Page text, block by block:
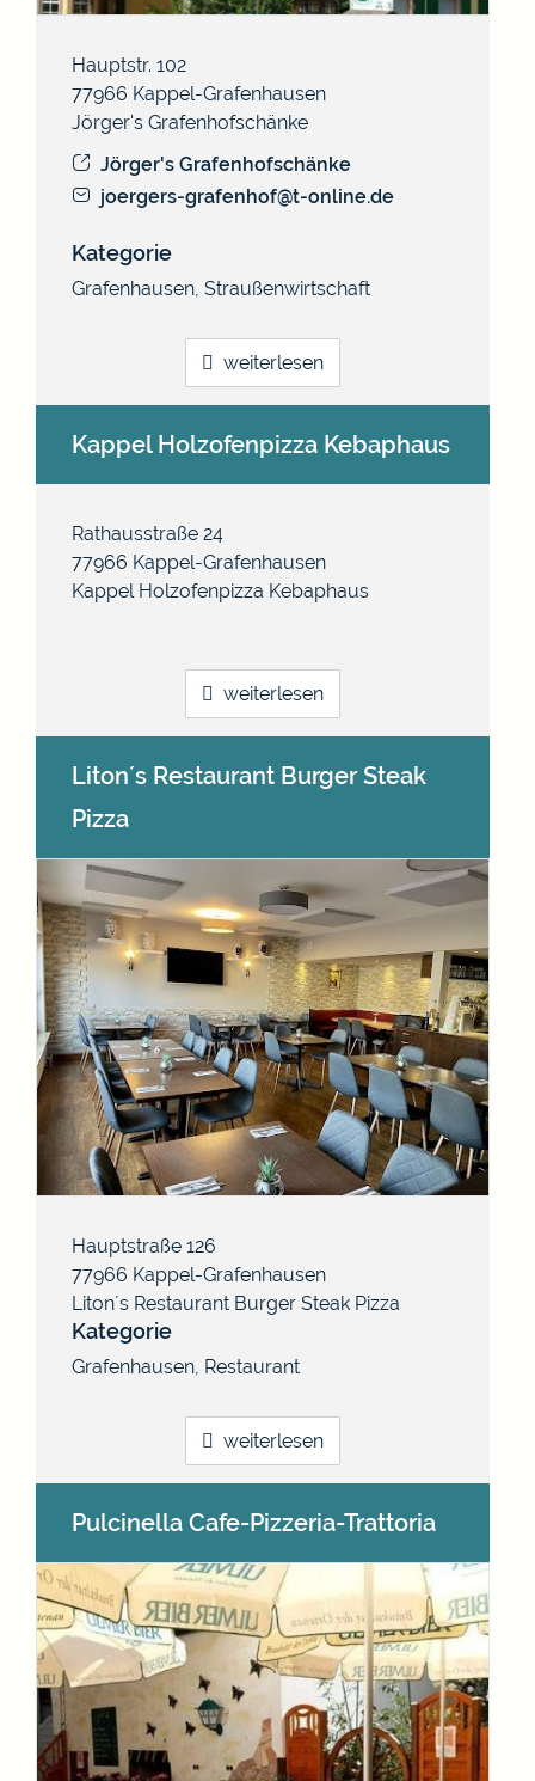
Jörger's Grafenhofschänke
Hauptstr. 102
77966 Kappel-Grafenhausen
Jörger's Grafenhofschänke
joergers-grafenhof@t-online.de
Kategorie
Grafenhausen, Straußenwirtschaft
weiterlesen
Kappel Holzofenpizza Kebaphaus
Kappel Holzofenpizza Kebaphaus
Rathausstraße 24
77966 Kappel-Grafenhausen
weiterlesen
Liton´s Restaurant Burger Steak
Pizza
Liton´s Restaurant Burger Steak Pizza
Hauptstraße 126
77966 Kappel-Grafenhausen
Kategorie
Grafenhausen Restaurant
weiterlesen
Pulcinella Cafe-Pizzeria-Trattoria